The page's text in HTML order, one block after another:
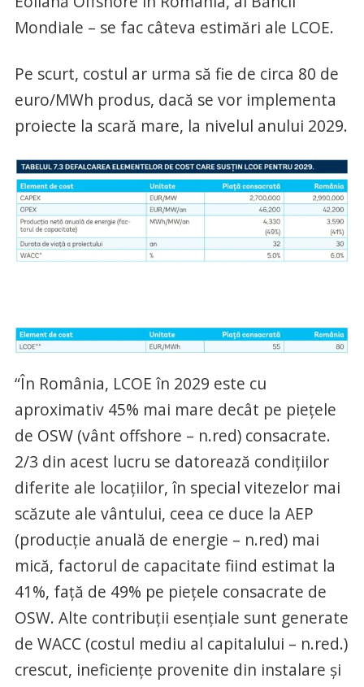
Mondiale – se fac câteva estimări ale LCOE.
Pe scurt, costul ar urma să fie de circa 80 de
euro/MWh produs, dacă se vor implementa
proiecte la scară mare, la nivelul anului 2029.
“În România, LCOE în 2029 este cu
aproximativ 45% mai mare decât pe piețele
de OSW (vânt offshore – n.red) consacrate.
2/3 din acest lucru se datorează condițiilor
diferite ale locațiilor, în special vitezelor mai
scăzute ale vântului, ceea ce duce la AEP
(producție anuală de energie – n.red) mai
mică, factorul de capacitate fiind estimat la
41%, față de 49% pe piețele consacrate de
OSW. Alte contribuții esențiale sunt generate
de WACC (costul mediu al capitalului – n.red.)
crescut, ineficiențe provenite din instalare și